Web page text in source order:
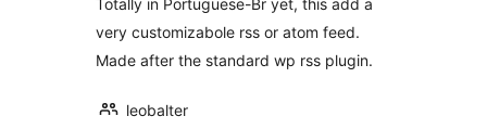
Totally in Portuguese-Br yet, this add a
very customizabole rss or atom feed.
Made after the standard wp rss plugin.
leobalter